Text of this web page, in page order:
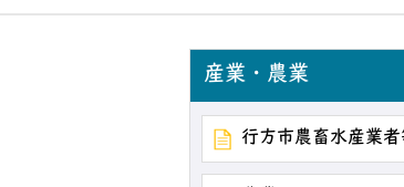
産業・農業
行方市農畜水産業